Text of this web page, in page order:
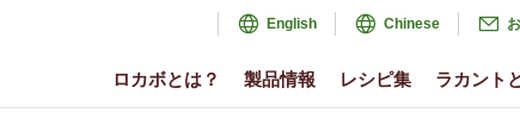
ロカボとは？ 製品情報 レシピ集 ラカント
English Chinese